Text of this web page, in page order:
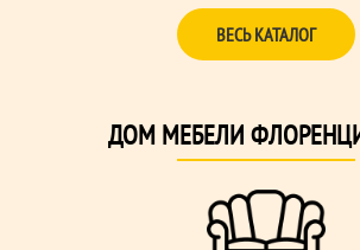
ВЕСЬ КАТАЛОГ
ДОМ МЕБЕЛИ